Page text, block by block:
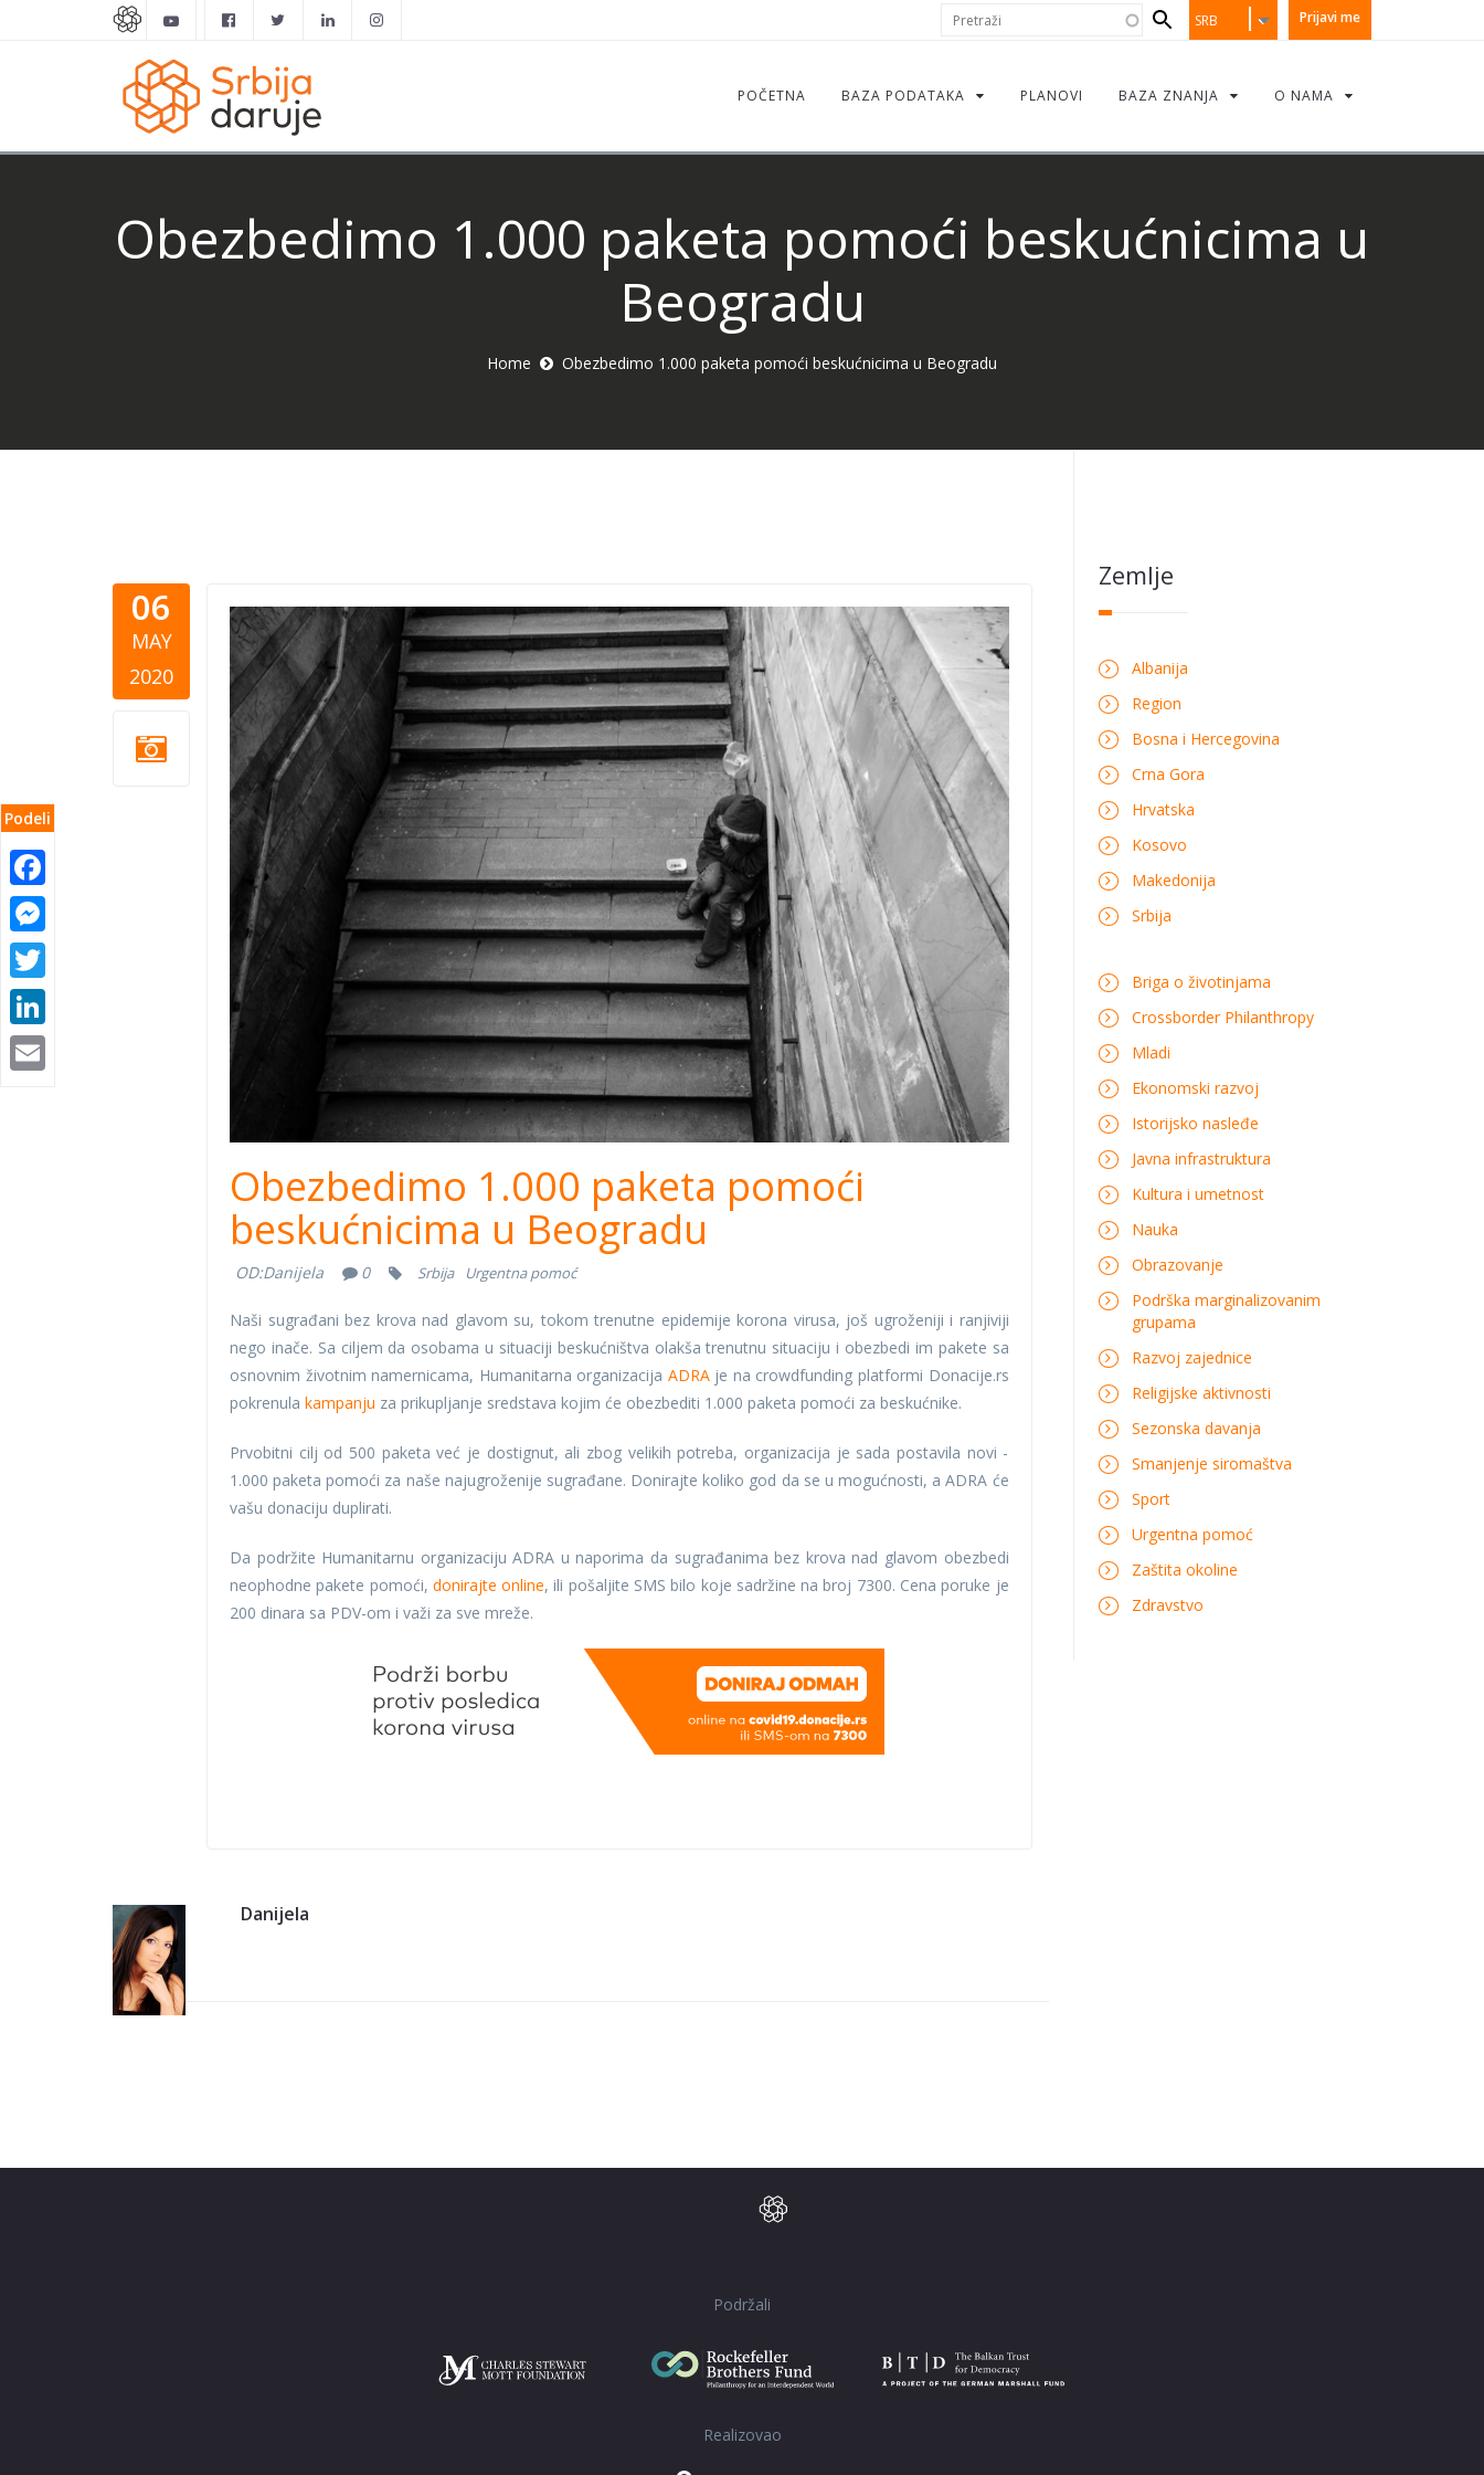
Prijavi me
SRB
Search
form
POČETNA BAZA PODATAKA PLANOVI BAZA ZNANJA O NAMA
Obezbedimo 1.000 paketa pomoći beskućnicima u
Beogradu
Home Obezbedimo 1.000 paketa pomoći beskućnicima u Beogradu
06
MAY
2020
Podeli
ADRA-beskucnici-donacije.png
Obezbedimo 1.000 paketa pomoći
beskućnicima u Beogradu
OD:Danijela 0 Srbija Urgentna pomoć
Naši sugrađani bez krova nad glavom su, tokom trenutne epidemije korona virusa, još ugroženiji i ranjiviji
nego inače. Sa ciljem da osobama u situaciji beskućništva olakša trenutnu situaciju i obezbedi im pakete sa
osnovnim životnim namernicama, Humanitarna organizacija ADRAje na crowdfunding platformi Donacije.rs
pokrenula kampanju za prikupljanje sredstava kojim će obezbediti 1.000 paketa pomoći za beskućnike.
Prvobitni cilj od 500 paketa već je dostignut, ali zbog velikih potreba, organizacija je sada postavila novi -
1.000 paketa pomoći za naše najugroženije sugrađane. Donirajte koliko god da se u mogućnosti, a ADRA će
vašu donaciju duplirati.
Da podržite Humanitarnu organizaciju ADRA u naporima da sugrađanima bez krova nad glavom obezbedi
neophodne pakete pomoći, donirajte online, ili pošaljite SMS bilo koje sadržine na broj 7300. Cena poruke je
200 dinara sa PDV-om i važi za sve mreže.
Danijela
Zemlje
Albanija
Region
Bosna i Hercegovina
Crna Gora
Hrvatska
Kosovo
Makedonija
Srbija
Briga o životinjama
Crossborder Philanthropy
Mladi
Ekonomski razvoj
Istorijsko nasleđe
Javna infrastruktura
Kultura i umetnost
Nauka
Obrazovanje
Podrška marginalizovanim
grupama
Razvoj zajednice
Religijske aktivnosti
Sezonska davanja
Smanjenje siromaštva
Sport
Urgentna pomoć
Zaštita okoline
Zdravstvo
Podržali
Realizovao